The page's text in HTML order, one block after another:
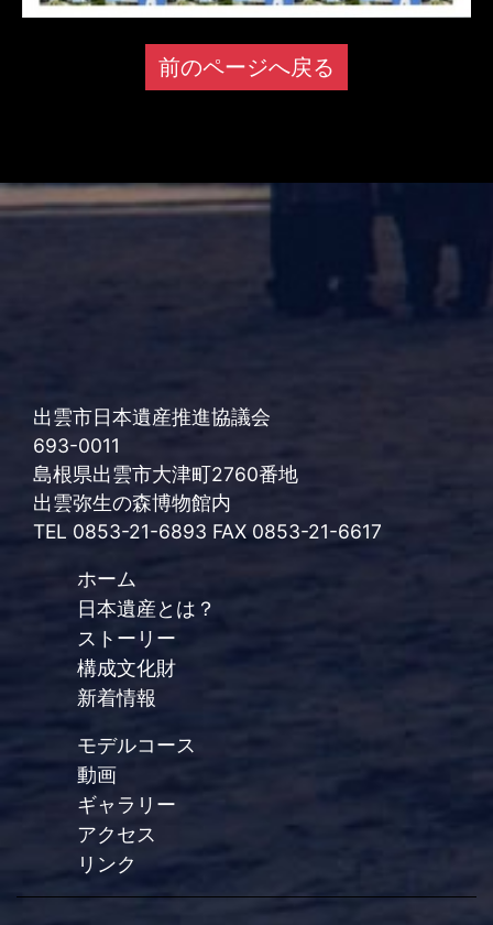
前のページへ戻る
出雲市日本遺産推進協議会
693-0011
島根県出雲市大津町2760番地
出雲弥生の森博物館内
TEL 0853-21-6893 FAX 0853-21-6617
ホーム
日本遺産とは？
ストーリー
構成文化財
新着情報
モデルコース
動画
ギャラリー
アクセス
リンク